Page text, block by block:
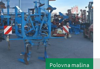
Polovna mašina